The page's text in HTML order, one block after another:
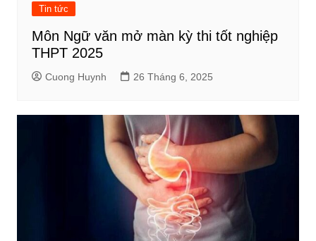
Tin tức
Môn Ngữ văn mở màn kỳ thi tốt nghiệp
THPT 2025
Cuong Huynh 26 Tháng 6, 2025